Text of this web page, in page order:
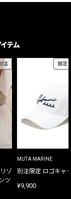
テム
注
ゾ
ツ
限定
MUTA MARINE
別注限定 ロゴキャ
¥9,900